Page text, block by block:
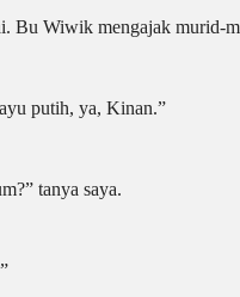
Bu Wiwik mengajak murid-
putih, ya, Kinan.”
tanya saya.